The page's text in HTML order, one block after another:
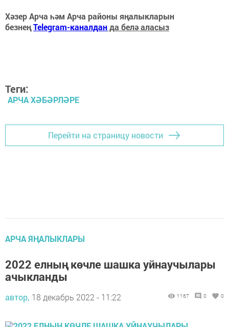
Хәзер Арча һәм Арча районы яңалыкларын
безнеңTelegram-каналданда белә аласыз
Теги:
АРЧА ХӘБӘРЛӘРЕ
Перейти на страницу новости
АРЧА ЯҢАЛЫКЛАРЫ
2022 елның көчле шашка уйнаучылары
ачыкланды
автор, 18 декабрь 2022 - 11:22 1167 0 0